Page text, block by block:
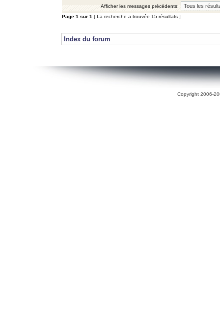
Afficher les messages précédents:
Page 1 sur 1 [ La recherche a trouvée 15 résultats ]
Index du forum
Copyright 2006-